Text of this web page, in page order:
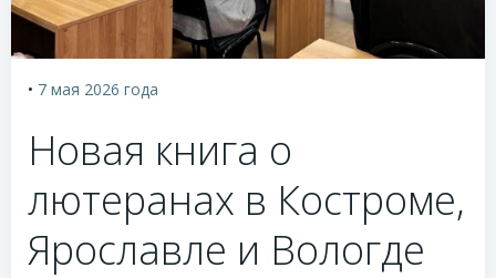
• 7 мая 2026 года
Новая книга о
лютеранах в Костроме,
Ярославле и Вологде